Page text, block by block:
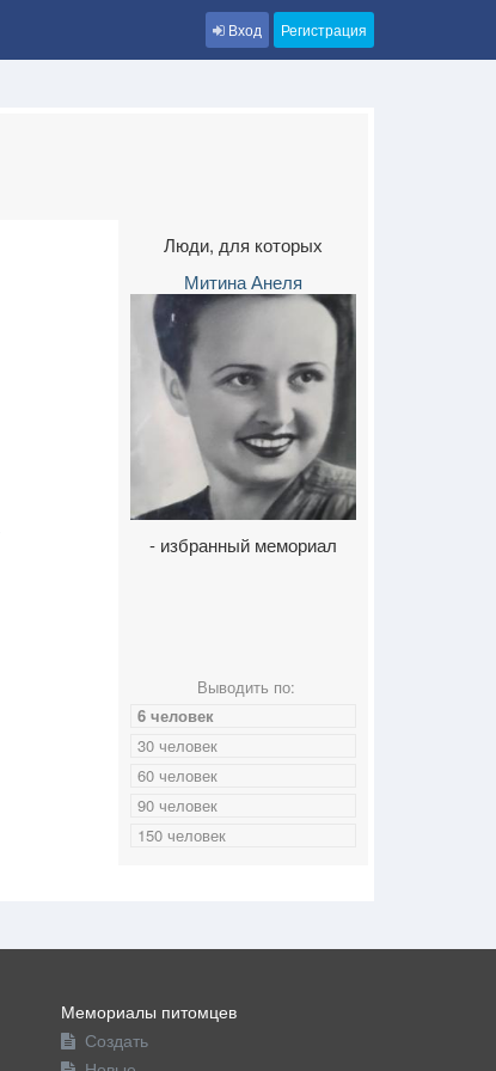
Вход Регистрация
Люди, для которых
Митина Анеля
- избранный мемориал
Выводить по:
6 человек
30 человек
60 человек
90 человек
150 человек
Мемориалы питомцев
Создать